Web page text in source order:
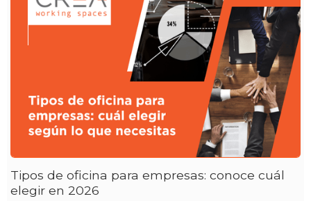
Tipos de oficina para empresas: conoce cuál
elegir en 2026